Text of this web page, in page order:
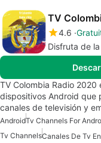
TV
4.6
Disfruta de
TV Colombia Radio
dispositivos Android que
canales de televisión y
AndroidTv Channels For
Tv ChannelsCanales De Tv